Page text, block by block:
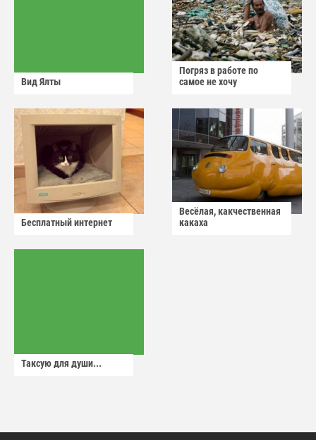
Вид Ялты
Погряз в работе по
самое не хочу
Бесплатный интернет
Весёлая, какчественная
какаха
Таксую для души...